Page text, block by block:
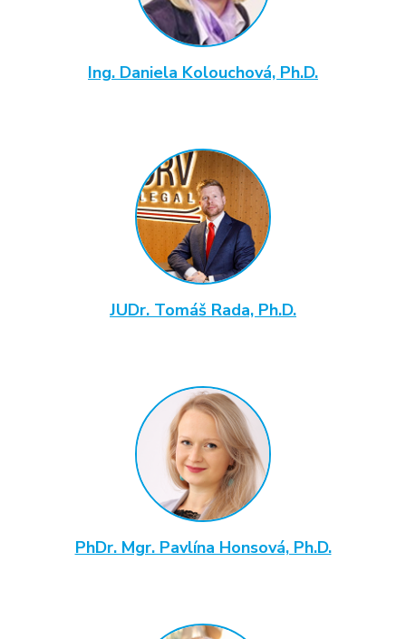
Ing. Daniela Kolouchová, Ph.D.
JUDr. Tomáš Rada, Ph.D.
PhDr. Mgr. Pavlína Honsová, Ph.D.